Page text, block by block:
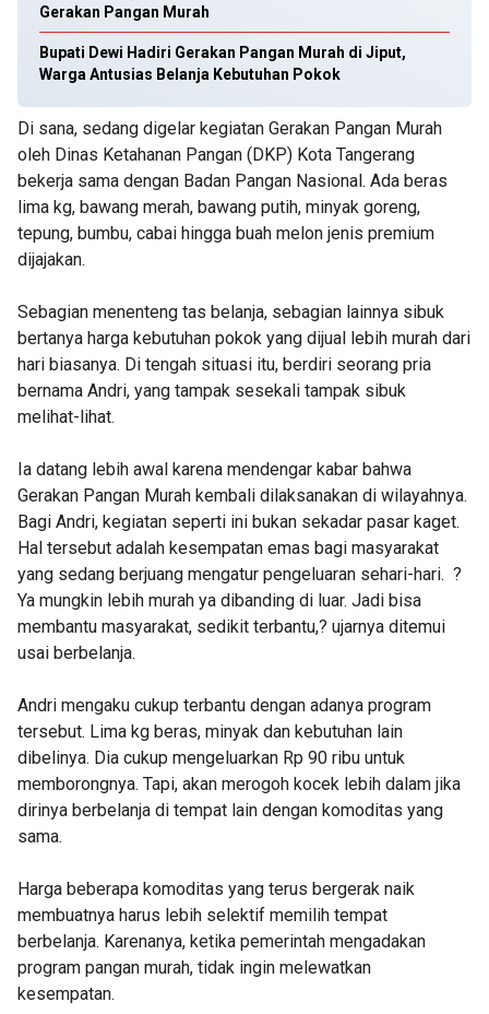
Gerakan Pangan Murah
Bupati Dewi Hadiri Gerakan Pangan Murah di Jiput,
Warga Antusias Belanja Kebutuhan Pokok
Di sana, sedang digelar kegiatan Gerakan Pangan Murah
oleh Dinas Ketahanan Pangan (DKP) Kota Tangerang
bekerja sama dengan Badan Pangan Nasional. Ada beras
lima kg, bawang merah, bawang putih, minyak goreng,
tepung, bumbu, cabai hingga buah melon jenis premium
dijajakan.
Sebagian menenteng tas belanja, sebagian lainnya sibuk
bertanya harga kebutuhan pokok yang dijual lebih murah dari
hari biasanya. Di tengah situasi itu, berdiri seorang pria
bernama Andri, yang tampak sesekali tampak sibuk
melihat-lihat.
Ia datang lebih awal karena mendengar kabar bahwa
Gerakan Pangan Murah kembali dilaksanakan di wilayahnya.
Bagi Andri, kegiatan seperti ini bukan sekadar pasar kaget.
Hal tersebut adalah kesempatan emas bagi masyarakat
yang sedang berjuang mengatur pengeluaran sehari-hari. ?
Ya mungkin lebih murah ya dibanding di luar. Jadi bisa
membantu masyarakat, sedikit terbantu,? ujarnya ditemui
usai berbelanja.
Andri mengaku cukup terbantu dengan adanya program
tersebut. Lima kg beras, minyak dan kebutuhan lain
dibelinya. Dia cukup mengeluarkan Rp 90 ribu untuk
memborongnya. Tapi, akan merogoh kocek lebih dalam jika
dirinya berbelanja di tempat lain dengan komoditas yang
sama.
Harga beberapa komoditas yang terus bergerak naik
membuatnya harus lebih selektif memilih tempat
berbelanja. Karenanya, ketika pemerintah mengadakan
program pangan murah, tidak ingin melewatkan
kesempatan.